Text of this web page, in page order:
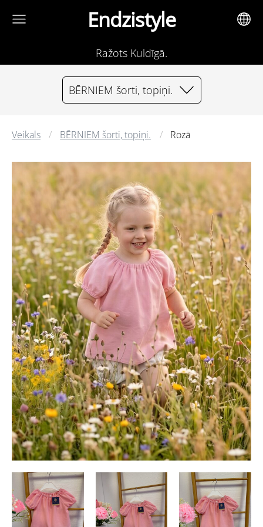
Endzistyle
Ražots Kuldīgā.
BĒRNIEM šorti, topiņi.
Veikals BĒRNIEM šorti, topiņi. Rozā